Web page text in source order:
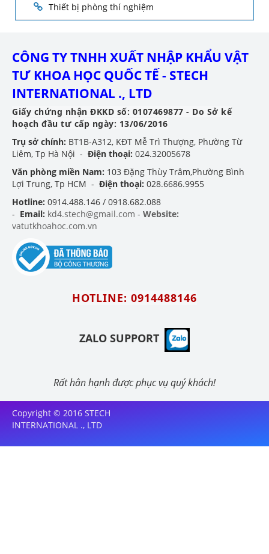
Thiết bị phòng thí nghiệm
CÔNG TY TNHH XUẤT NHẬP KHẨU VẬT
TƯ KHOA HỌC QUỐC TẾ - STECH
INTERNATIONAL ., LTD
Giấy chứng nhận ĐKKD số: 0107469877 - Do Sở kế
hoạch đầu tư cấp ngày: 13/06/2016
Trụ sở chính: BT1B-A312, KĐT Mễ Trì Thượng, Phường Từ
Liêm, Tp Hà Nội - Điện thoại: 024.32005678
Văn phòng miền Nam: 103 Đặng Thùy Trâm,Phường Bình
Lợi Trung, Tp HCM - Điện thoại: 028.6686.9955
Hotline: 0914.488.146 / 0918.682.088
- Email: kd4.stech@gmail.com - Website:
vatutkhoahoc.com.vn
HOTLINE: 0914488146
ZALO SUPPORT
Rất hân hạnh được phục vụ quý khách!
Copyright © 2016 STECH
INTERNATIONAL ., LTD